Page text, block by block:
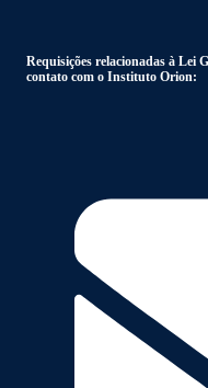
Requisições relacionadas à Lei
contato com o Instituto Orion: